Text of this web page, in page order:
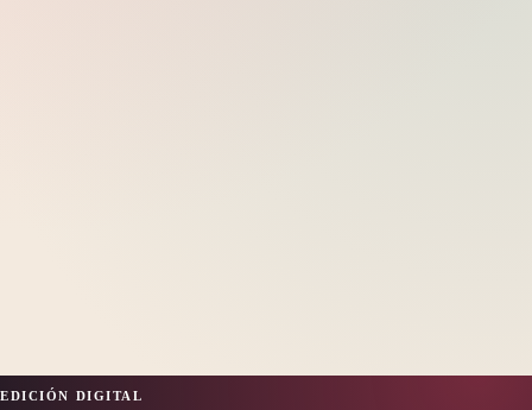
EDICIÓN DIGITAL